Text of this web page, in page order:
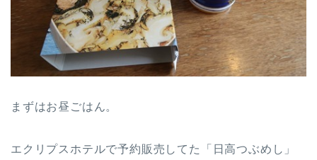
まずはお昼ごはん。
エクリプスホテルで予約販売してた「日高つぶめし」